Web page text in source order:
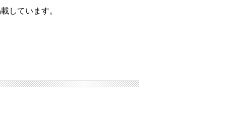
しています。